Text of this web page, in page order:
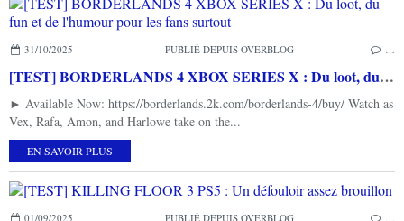
31/10/2025 PUBLIÉ DEPUIS OVERBLOG
[TEST] BORDERLANDS 4 XBOX SERIES X : Du loot, du fun et de l'humour pour les fans surtout
► Available Now: https://borderlands.2k.com/borderlands-4/buy/ Watch as
Vex, Rafa, Amon, and Harlowe take on the...
EN SAVOIR PLUS
01/09/2025 PUBLIÉ DEPUIS OVERBLOG